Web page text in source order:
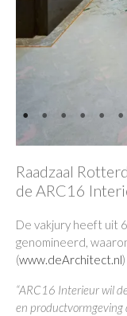
Raadzaal
de ARC16
De vakjury heeft uit
genomineerd,
(www.deArchitect.nl)
“ARC16 Interieur wil
en productvormgeving